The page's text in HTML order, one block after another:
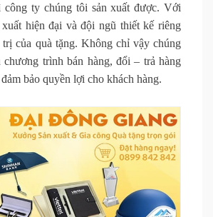
công ty chúng tôi sản xuất được. Với
xuất hiện đại và đội ngũ thiết kế riêng
trị của quà tặng. Không chỉ vậy chúng
trình bán hàng, đổi – trả hàng
bảo quyền lợi cho khách hàng.